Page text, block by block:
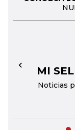
MI
Noticias
←